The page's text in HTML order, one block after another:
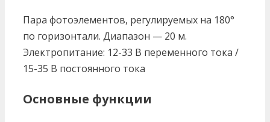
Пара фотоэлементов, регулируемых на 180°
по горизонтали. Диапазон — 20 м.
Электропитание: 12-33 В переменного тока /
15-35 В постоянного тока
Основные функции